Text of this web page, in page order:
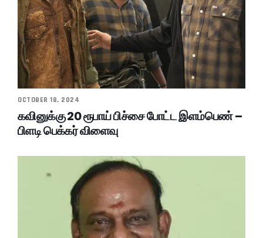
OCTOBER 18, 2024
கவினுக்கு 20 ரூபாய் பிச்சை போட்ட இளம்பெண் –
பிளடி பெக்கர் விளைவு